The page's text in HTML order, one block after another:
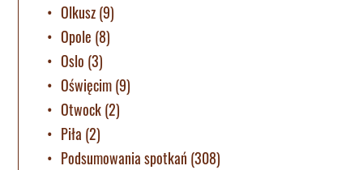
Olkusz(9)
Opole (8)
Oslo (3)
Oświęcim(9)
Otwock(2)
Piła (2)
Podsumowania spotkań (308)